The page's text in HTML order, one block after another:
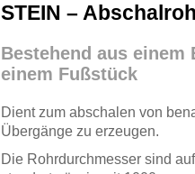
STEIN –
Bestehend aus einem
einem Fußstück
Dient zum abschalen von
Übergänge zu erzeugen.
Die Rohrdurchmesser sind